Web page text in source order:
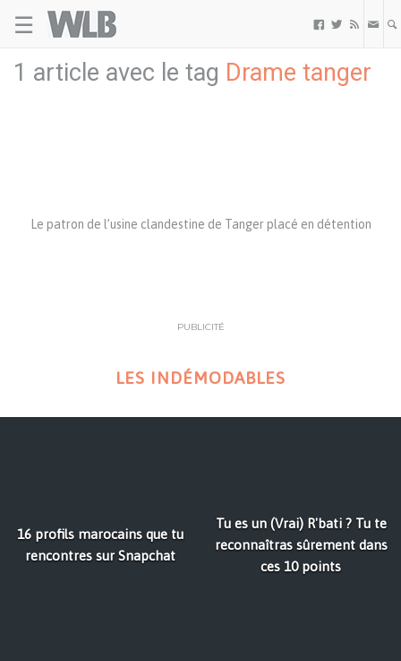
☰   
1 article avec le tag Drame tanger
Le patron de l’usine clandestine de Tanger placé en détention
PUBLICITÉ
LES INDÉMODABLES
16 profils marocains que tu
rencontres sur Snapchat
Tu es un (Vrai) R'bati ? Tu te
reconnaîtras sûrement dans
ces 10 points